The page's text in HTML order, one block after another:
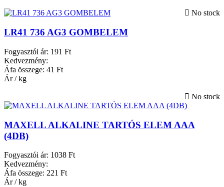
No stock
LR41 736 AG3 GOMBELEM
Fogyasztói ár: 191 Ft
Kedvezmény:
Áfa összege: 41 Ft
Ár / kg
No stock
MAXELL ALKALINE TARTÓS ELEM AAA
(4DB)
Fogyasztói ár: 1038 Ft
Kedvezmény:
Áfa összege: 221 Ft
Ár / kg